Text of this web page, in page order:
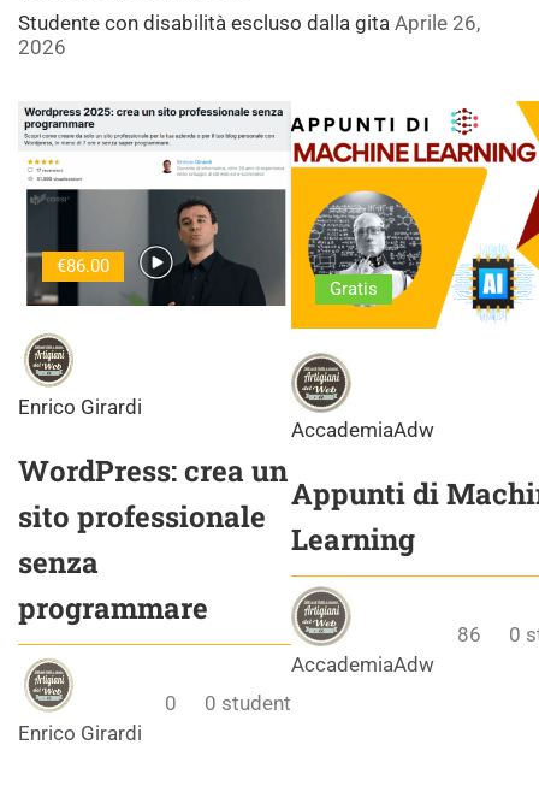
Studente con disabilità escluso dalla gita Aprile 26,
2026
€86.00
Enrico Girardi
WordPress: crea un
sito professionale
senza
programmare
Enrico Girardi
0 0 student
Gratis
AccademiaAdw
Appunti di
Learning
AccademiaAdw
86 0